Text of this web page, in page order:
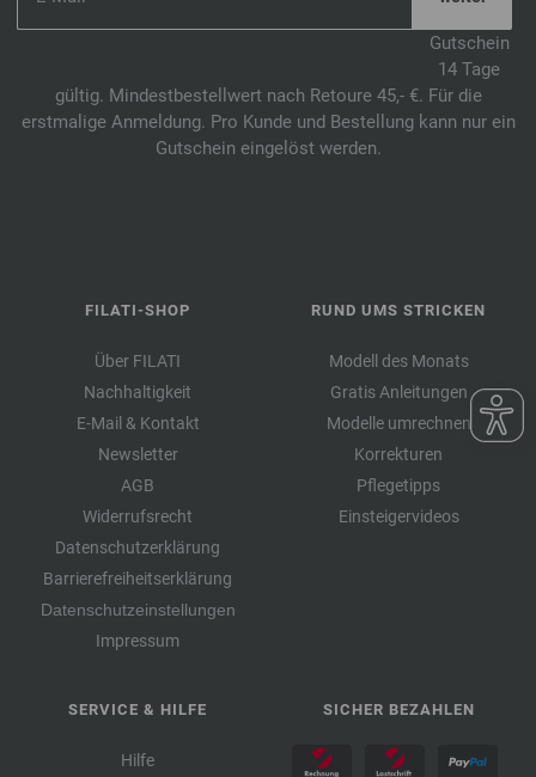
Gutschein
14 Tage
gültig. Mindestbestellwert nach Retoure 45,- €. Für die
erstmalige Anmeldung. Pro Kunde und Bestellung kann nur ein
Gutschein eingelöst werden.
FILATI-SHOP
Über FILATI
Nachhaltigkeit
E-Mail & Kontakt
Newsletter
AGB
Widerrufsrecht
Datenschutzerklärung
Barrierefreiheitserklärung
Datenschutzeinstellungen
Impressum
RUND UMS STRICKEN
Modell des Monats
Gratis Anleitungen
Modelle umrechnen
Korrekturen
Pflegetipps
Einsteigervideos
SERVICE & HILFE
Hilfe
SICHER BEZAHLEN